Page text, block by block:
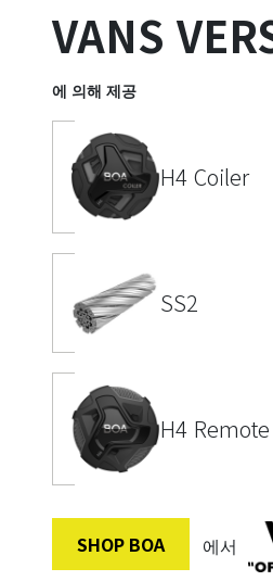
VANS
에 의해 제공
H4 Coiler
SS2
H4 Remote
SHOP BOA 에서